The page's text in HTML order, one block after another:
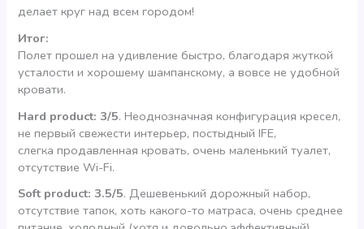
делает круг над всем городом!
Итог:
Полет прошел на удивление быстро, благодаря жуткой
усталости и хорошему шампанскому, а вовсе не удобной
кровати.
Hard product: 3/5. Неоднозначная конфигурация кресел,
не первый свежести интерьер, постыдный IFE,
слегка продавленная кровать, очень маленький туалет,
отсутствие Wi-Fi.
Softproduct: 3.5/5. Дешевенький дорожный набор,
отсутствие тапок, хоть какого-то матраса, очень среднее